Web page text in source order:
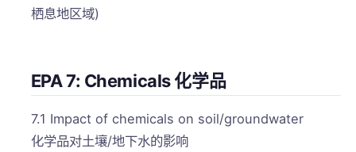
栖息地区域)
EPA 7: Chemicals 化学品
7.1 Impact of chemicals on soil/groundwater
化学品对土壤/地下水的影响